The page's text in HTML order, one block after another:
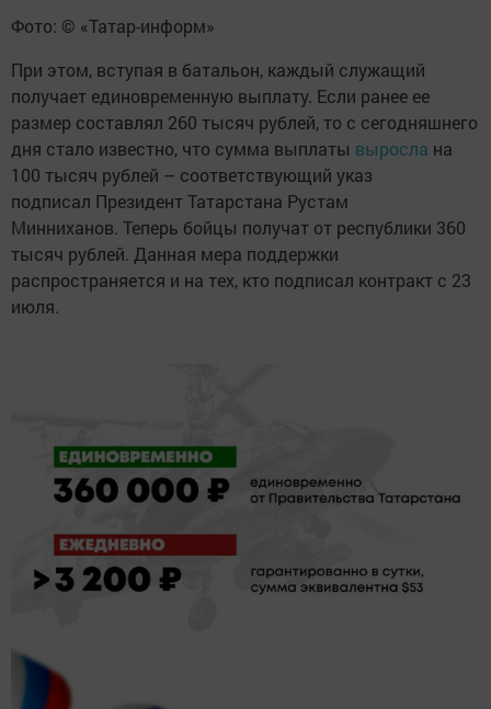
Фото: © «Татар-информ»
При этом, вступая в батальон, каждый служащий
получает единовременную выплату. Если ранее ее
размер составлял 260 тысяч рублей, то с сегодняшнего
дня стало известно, что сумма выплаты выросла на
100 тысяч рублей – соответствующий указ
подписал Президент Татарстана Рустам
Минниханов. Теперь бойцы получат от республики 360
тысяч рублей. Данная мера поддержки
распространяется и на тех, кто подписал контракт с 23
июля.